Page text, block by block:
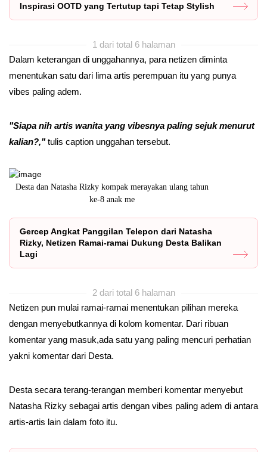
Inspirasi OOTD yang Tertutup tapi Tetap Stylish
1 dari total 6 halaman
Dalam keterangan di unggahannya, para netizen diminta
menentukan satu dari lima artis perempuan itu yang punya
vibes paling adem.
"Siapa nih artis wanita yang vibesnya paling sejuk menurut
kalian?,"tulis caption unggahan tersebut.
merayakan ulang tahun
Desta diduga akan menikahi mantan istrinya,
Gercep Angkat Panggilan Telepon dari Natasha
Rizky, Netizen Ramai-ramai Dukung Desta Balikan
Lagi
2 dari total 6 halaman
Netizen pun mulai ramai-ramai menentukan pilihan mereka
dengan menyebutkannya di kolom komentar. Dari ribuan
komentar yang masuk,ada satu yang paling mencuri perhatian
yakni komentar dari Desta.
Desta secara terang-terangan memberi komentar menyebut
Natasha Rizky sebagai artis dengan vibes paling adem di antara
artis-artis lain dalam foto itu.